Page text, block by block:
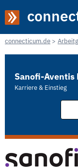
connecticum.de
Sanofi-Aventis
Karriere & Einstieg